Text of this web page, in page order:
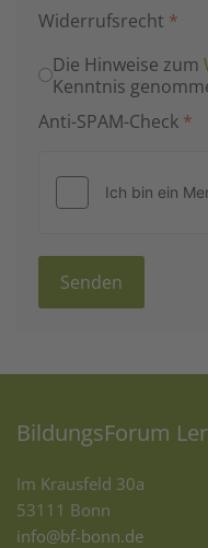
Widerrufsrecht *
Die Hinweise zum
Kenntnis
Anti-SPAM-Check *
Senden
BildungsForum
Im Krausfeld 30a
53111 Bonn
info@bf-bonn.de